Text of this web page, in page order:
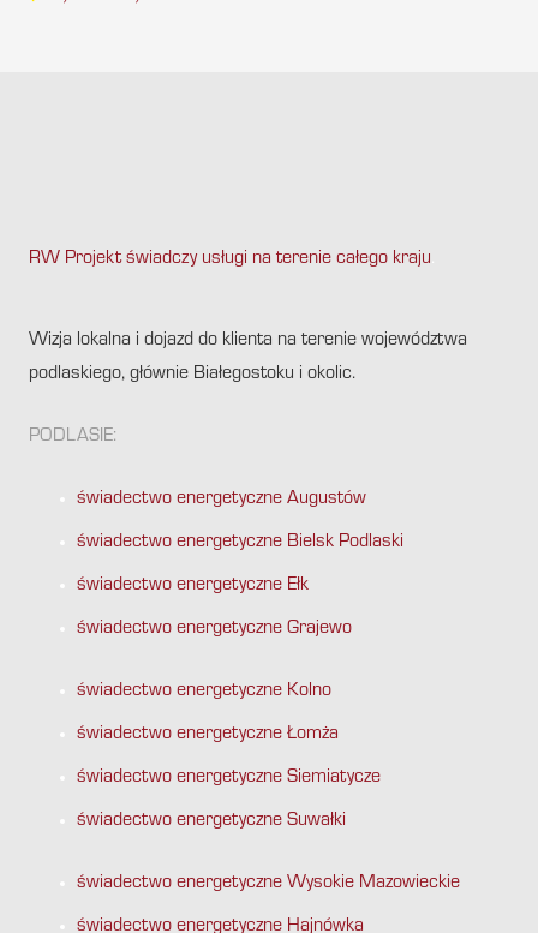
RW Projekt świadczy usługi na terenie całego kraju
Wizja lokalna i dojazd do klienta na terenie województwa
podlaskiego, głównie Białegostoku i okolic.
PODLASIE:
świadectwo energetyczne Augustów
świadectwo energetyczne Bielsk Podlaski
świadectwo energetyczne Ełk
świadectwo energetyczne Grajewo
świadectwo energetyczne Kolno
świadectwo energetyczne Łomża
świadectwo energetyczne Siemiatycze
świadectwo energetyczne Suwałki
świadectwo energetyczne Wysokie Mazowieckie
świadectwo energetyczne Hajnówka